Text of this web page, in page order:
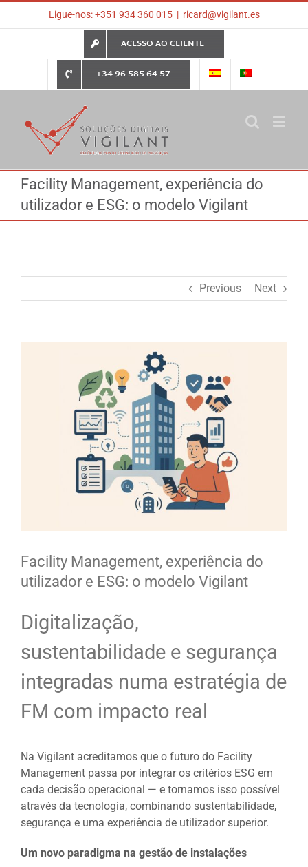
Ligue-nos: +351 934 360 015 | ricard@vigilant.es
ACESSO AO CLIENTE
+34 96 585 64 57
Facility Management, experiência do
utilizador e ESG: o modelo Vigilant
Previous Next
Facility Management, experiência do
utilizador e ESG: o modelo Vigilant
Digitalização,
sustentabilidadee segurança
integradas numa estratégia de
FM com impacto real
Na Vigilant acreditamos que o futuro do Facility
Management passa por integrar os critériosESG em
cada decisãooperacional — e tornamos isso possível
atravésda tecnologia, combinando sustentabilidade,
segurança e uma experiência de utilizador superior.
Um novo paradigma na gestão de instalações